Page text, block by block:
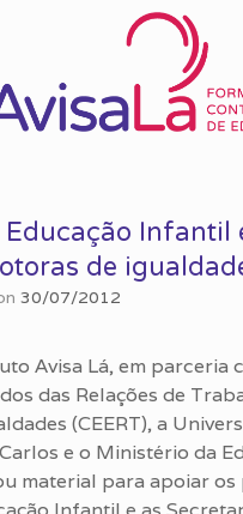
Educação Infantil
de
30/07/2012
Avisa Lá, em parceria
das Relações de
(CEERT), a
e o Ministério da
material para apoiar os